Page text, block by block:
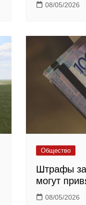
08/05/2026
Общество
Штрафы за
могут
08/05/2026